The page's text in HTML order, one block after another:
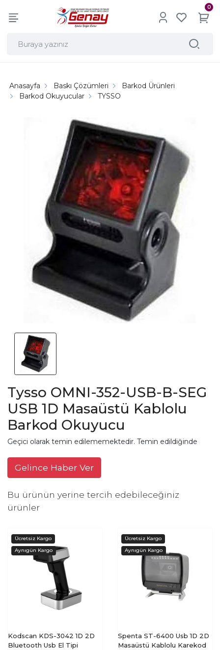
0
Anasayfa Baskı Çözümleri
Barkod Ürünleri
Barkod Okuyucular
TYSSO
Tysso OMNI-352-USB-B-SEG
USB 1D Masaüstü Kablolu
Barkod Okuyucu
Geçici olarak temin edilememektedir. Temin edildiğinde
Gelince Haber Ver
Bu ürünün yerine tercih edebileceğiniz
ürünler
Kodscan KDS-3042 1D 2D
Bluetooth Usb El Tipi
Spenta ST-6400 Usb 1D 2D
Masaüstü Kablolu Karekod